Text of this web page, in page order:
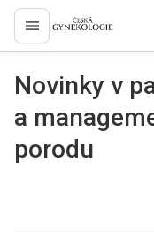
proLékaře.cz
Novinky v
a
porodu